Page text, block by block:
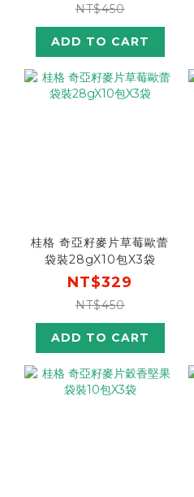
NT$450
ADD TO CART
桂格 奇亞籽麥片草莓歐蕾
袋裝28gX10包X3袋
NT$329
NT$450
ADD TO CART